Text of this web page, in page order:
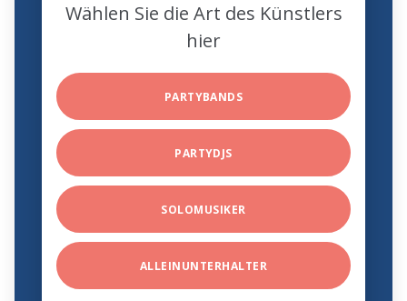
Wählen Sie die Art des Künstlers
hier
PARTYBANDS
PARTYDJS
SOLOMUSIKER
ALLEINUNTERHALTER